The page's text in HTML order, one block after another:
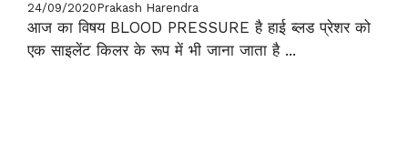
24/09/2020Prakash Harendra
आज का विषय BLOOD PRESSURE है हाई ब्लड प्रेशर को
एक साइलेंट किलर के रूप में भी जाना जाता है ...